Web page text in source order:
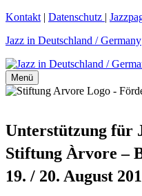
Zum
springen
Kontakt | Datenschutz |
Jazz in Deutschland / Germany
Menü
Unterstützung für
Stiftung Àrvore –
19. / 20. August